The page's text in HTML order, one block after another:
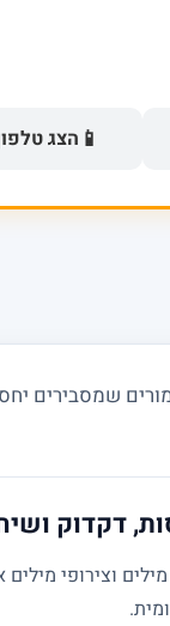
📱 הצג
שמסבירים
דקדוק
וצירופי